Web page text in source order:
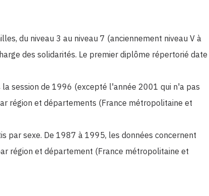
du niveau 3 au niveau 7 (anciennement niveau V à
des solidarités. Le premier diplôme répertorié date
session de 1996 (excepté l'année 2001 qui n'a pas
région et départements (France métropolitaine et
par sexe. De 1987 à 1995, les données concernent
région et département (France métropolitaine et